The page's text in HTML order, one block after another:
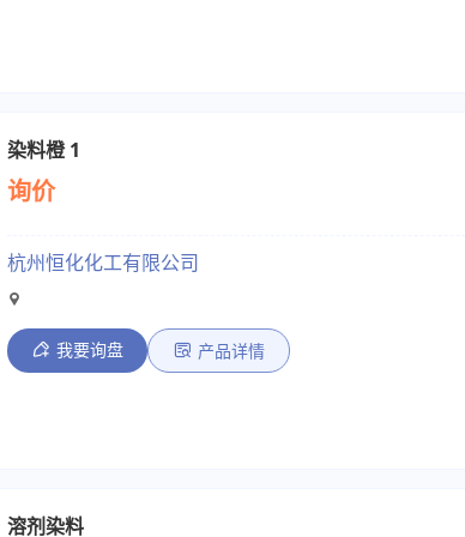
染料橙 1
询价
杭州恒化化工有限公司
我要询盘 产品详情
溶剂染料